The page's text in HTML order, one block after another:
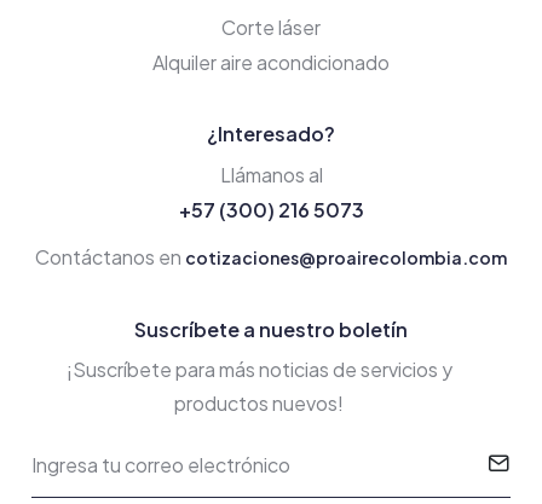
Corte láser
Alquiler aire acondicionado
¿Interesado?
Llámanos al
+57 (300) 216 5073
Contáctanos en cotizaciones@proairecolombia.com
Suscríbete a nuestro boletín
¡Suscríbete para más noticias de servicios y
productos nuevos!